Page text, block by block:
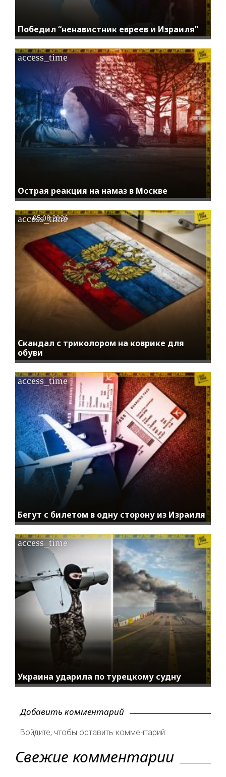
Победил “ненавистник евреев и Израиля”
Острая реакция на намаз в Москве
access_time
Скандал с триколором на коврике для
обуви
access_time
05.08.2026
Бегут с билетом в одну сторону из Израиля
access_time
Украина ударила по турецкому судну
access_time
Добавить комментарий
Войдите, чтобы оставить комментарий:
Свежие комментарии